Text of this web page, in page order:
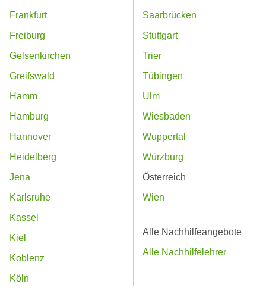
Frankfurt
Freiburg
Gelsenkirchen
Greifswald
Hamm
Hamburg
Hannover
Heidelberg
Jena
Karlsruhe
Kassel
Kiel
Koblenz
Köln
Saarbrücken
Stuttgart
Trier
Tübingen
Ulm
Wiesbaden
Wuppertal
Würzburg
Österreich
Wien
Alle Nachhilfeangebote
Alle Nachhilfelehrer